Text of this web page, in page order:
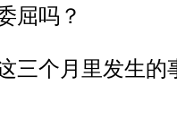
屈吗？
三个月里发生的